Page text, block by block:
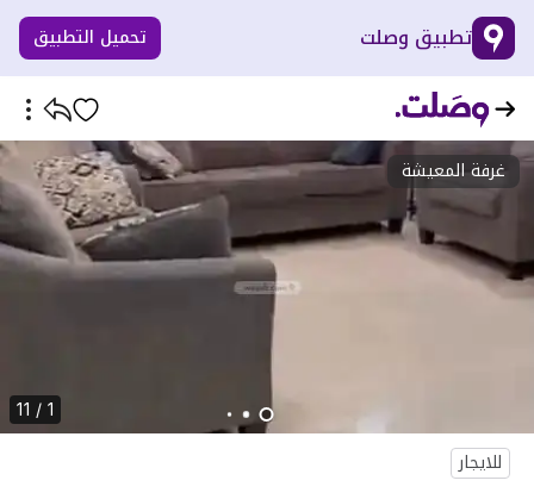
تطبيق وصلت تحميل التطبيق
غرفة المعيشة
1 / 11
للايجار